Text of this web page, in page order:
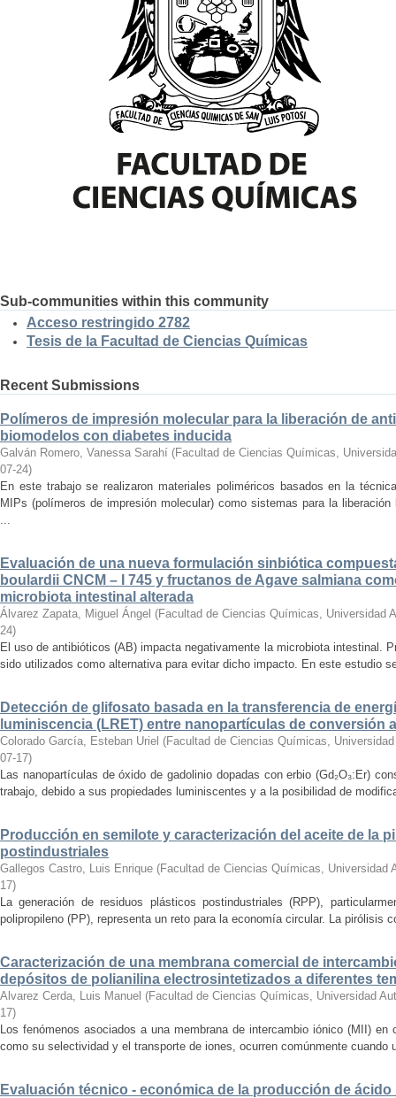
Sub-communities within this community
Acceso restringido 2782
Tesis de la Facultad de Ciencias Químicas
Recent Submissions
Polímeros de impresión molecular para la liberación de
biomodelos con diabetes inducida
Galván Romero, Vanessa Sarahí (Facultad de Ciencias Químicas,
07-24)
En este trabajo se realizaron materiales poliméricos basados en la
MIPs (polímeros de impresión molecular) como sistemas para la
...
Evaluación de una nueva formulación sinbiótica
boulardii CNCM – I 745 y fructanos de Agave salmiana
microbiota intestinal alterada
Álvarez Zapata, Miguel Ángel (Facultad de Ciencias Químicas, Universidad
24)
El uso de antibióticos (AB) impacta negativamente la microbiota intestinal.
sido utilizados como alternativa para evitar dicho impacto. En este estudio
Detección de glifosato basada en la transferencia de
luminiscencia (LRET) entre nanopartículas de conversión
Colorado García, Esteban Uriel (Facultad de Ciencias Químicas,
07-17)
Las nanopartículas de óxido de gadolinio dopadas con erbio (Gd₂O₃:Er)
trabajo, debido a sus propiedades luminiscentes y a la posibilidad de
Producción en semilote y caracterización del aceite de la
postindustriales
Gallegos Castro, Luis Enrique (Facultad de Ciencias Químicas, Universidad
17)
La generación de residuos plásticos postindustriales (RPP),
polipropileno (PP), representa un reto para la economía circular. La pirólisis
Caracterización de una membrana comercial de
depósitos de polianilina electrosintetizados a diferentes
Alvarez Cerda, Luis Manuel (Facultad de Ciencias Químicas, Universidad
17)
Los fenómenos asociados a una membrana de intercambio iónico (MII)
como su selectividad y el transporte de iones, ocurren comúnmente cuando
Evaluación técnico - económica de la producción de